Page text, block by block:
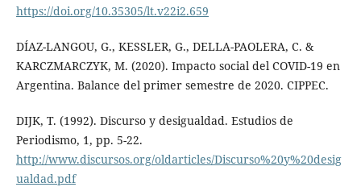
https://doi.org/10.35305/lt.v22i2.659
DÍAZ-LANGOU, G., KESSLER, G., DELLA-PAOLERA, C. &
KARCZMARCZYK, M. (2020). Impacto social del COVID-19 en
Argentina. Balance del primer semestre de 2020. CIPPEC.
DIJK, T. (1992). Discurso y desigualdad. Estudios de
Periodismo, 1, pp. 5-22.
http://www.discursos.org/oldarticles/Discurso%20y%20desig
ualdad.pdf